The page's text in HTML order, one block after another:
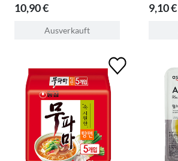
10,90 €
Ausverkauft
9,10 €